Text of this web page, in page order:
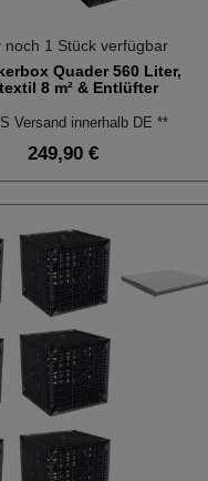
noch 1 Stück verfügbar
Quader 560 Liter,
8 m² & Entlüfter
Versand innerhalb DE **
249,90 €